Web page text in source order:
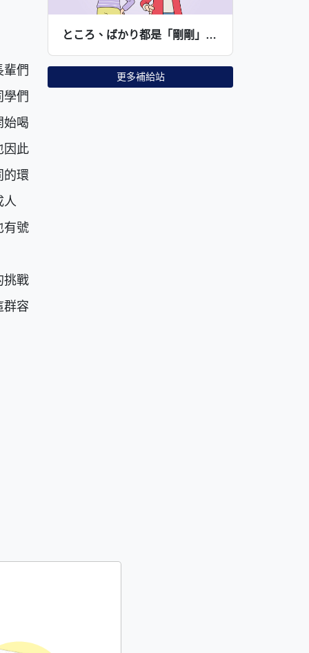
輩們
學們
始喝
因此
的環
人
有號
挑戰
群容
ところ、ばかり都是「剛剛」，用法區別在哪裡？
更多補給站